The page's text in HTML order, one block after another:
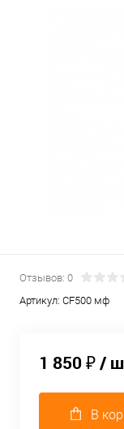
Отзывов: 0
Артикул: CF500 мф
1 850 ₽/
В